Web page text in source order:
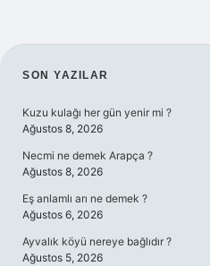
SIDEBAR
SON YAZILAR
Kuzu kulağı her gün yenir mi ?
Ağustos 8, 2026
Necmi ne demek Arapça ?
Ağustos 8, 2026
Eş anlamlı arı ne demek ?
Ağustos 6, 2026
Ayvalık köyü nereye bağlıdır ?
Ağustos 5, 2026